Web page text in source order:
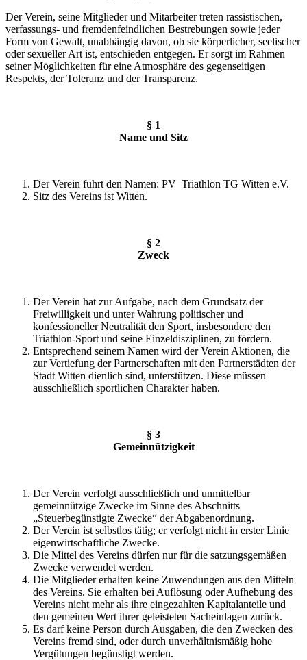
Der Verein, seine Mitglieder und Mitarbeiter treten rassistischen,
verfassungs- und fremdenfeindlichen Bestrebungen sowie jeder
Form von Gewalt, unabhängig davon, ob sie körperlicher, seelischer
oder sexueller Art ist, entschieden entgegen. Er sorgt im Rahmen
seiner Möglichkeiten für eine Atmosphäre des gegenseitigen
Respekts, der Toleranz und der Transparenz.
§ 1
Name und Sitz
Der Verein führt den Namen: PV Triathlon TG Witten e.V.
Sitz des Vereins ist Witten.
§ 2
Zweck
Der Verein hat zur Aufgabe, nach dem Grundsatz der
Freiwilligkeit und unter Wahrung politischer und
konfessioneller Neutralität den Sport, insbesondere den
Triathlon-Sport und seine Einzeldisziplinen, zu fördern.
Entsprechend seinem Namen wird der Verein Aktionen, die
zur Vertiefung der Partnerschaften mit den Partnerstädten der
Stadt Witten dienlich sind, unterstützen. Diese müssen
ausschließlich sportlichen Charakter haben.
§ 3
Gemeinnützigkeit
Der Verein verfolgt ausschließlich und unmittelbar
gemeinnützige Zwecke im Sinne des Abschnitts
„Steuerbegünstigte Zwecke“ der Abgabenordnung.
Der Verein ist selbstlos tätig; er verfolgt nicht in erster Linie
eigenwirtschaftliche Zwecke.
Die Mittel des Vereins dürfen nur für die satzungsgemäßen
Zwecke verwendet werden.
Die Mitglieder erhalten keine Zuwendungen aus den Mitteln
des Vereins. Sie erhalten bei Auflösung oder Aufhebung des
Vereins nicht mehr als ihre eingezahlten Kapitalanteile und
den gemeinen Wert ihrer geleisteten Sacheinlagen zurück.
Es darf keine Person durch Ausgaben, die den Zwecken des
Vereins fremd sind, oder durch unverhältnismäßig hohe
Vergütungen begünstigt werden.